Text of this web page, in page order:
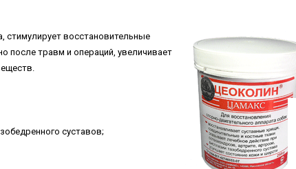
стимулирует восстановительные
после травм и операций, увеличивает
суставов;